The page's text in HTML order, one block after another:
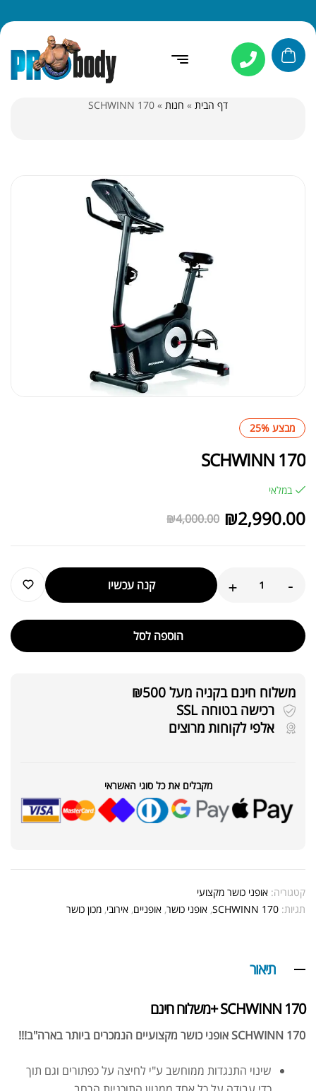
דף הבית » חנות »
SCHWINN 170
מבצע 25%
SCHWINN 170
במלאי
₪4,000.00 ₪2,990.00
-
+ קנה עכשיו
הוספה לסל
משלוח חינם בקניה מעל ₪500
רכישה בטוחה SSL
אלפי לקוחות מרוצים
מקבלים את כל סוגי האשראי
קטגוריה: אופני כושר מקצועי
תגיות: SCHWINN 170
, אופני כושר, אופניים, אירובי, מכון כושר
תיאור
SCHWINN 170 +משלוח חינם
SCHWINN 170 אופני כושר מקצועיים הנמכרים ביותר בארה"ב!!!
שינוי התנגדות ממוחשב ע"י לחיצה על כפתורים וגם תוך